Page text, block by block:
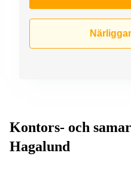
Kontors- och
Hagalund